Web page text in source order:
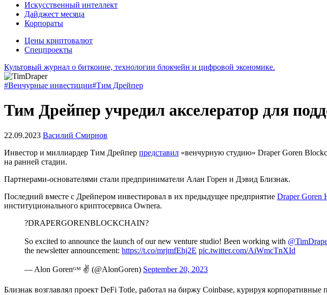
Искусственный интеллект
Дайджест месяца
Корпораты
Цены криптовалют
Спецпроекты
Культовый журнал о биткоине, технологии блокчейн и цифровой экономике.
#Венчурные инвестиции#Тим Дрейпер
Тим Дрейпер учредил акселератор для
22.09.2023 Василий Смирнов
Инвестор и миллиардер Тим Дрейпер представил «венчурную студию» Draper Goren
на ранней стадии.
Партнерами-основателями стали предприниматели Алан Горен и Дэвид Близнак.
Последний вместе с Дрейпером инвестировал в их предыдущее предприятие Draper Goren
институционального криптосервиса Ownera.
?DRAPERGORENBLOCKCHAIN?
So excited to announce the launch of our new venture studio! Been working with
the newsletter announcement: https://t.co/mrjmfEhj2E pic.twitter.com/AiWmcTnXId
— Alon Gorenᴳᴹ ✌️ (@AlonGoren) September 20, 2023
Близнак возглавлял проект DeFi Totle, работал на биржу Coinbase, курируя